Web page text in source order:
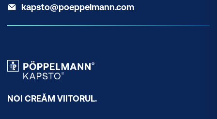
kapsto@poeppelmann.com
NOI CREĂM VIITORUL.